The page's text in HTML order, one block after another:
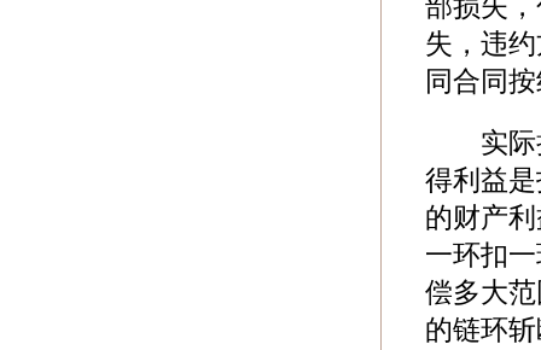
失，违
同合同
实际损
得利益
的财产
一环扣
偿多大
的链环